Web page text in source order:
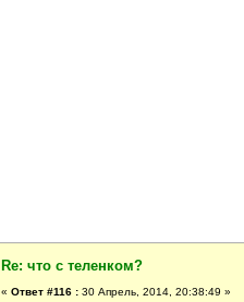
Re: что с теленком?
« Ответ #116 : 30 Апрель, 2014, 20:38:49 »